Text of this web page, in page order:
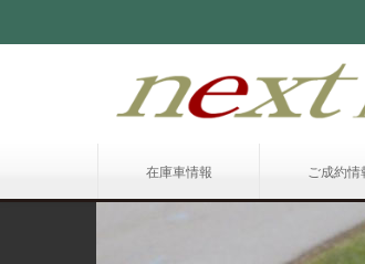
在庫車情報 ご成約情